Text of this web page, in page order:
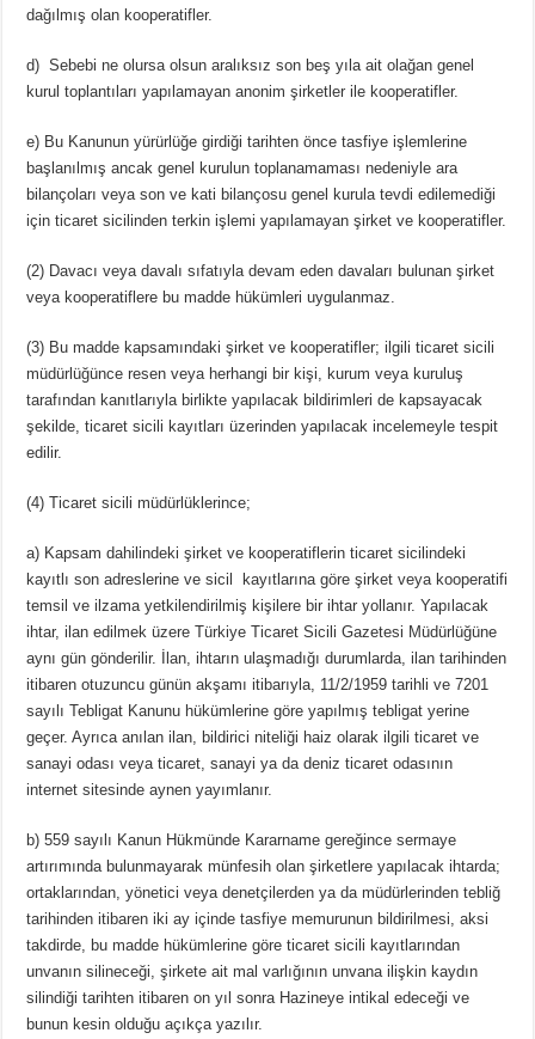
dağılmış olan kooperatifler.
d) Sebebi ne olursa olsun aralıksız son beş yıla ait olağan genel
kurul toplantıları yapılamayan anonim şirketler ile kooperatifler.
e) Bu Kanunun yürürlüğe girdiği tarihten önce tasfiye işlemlerine
başlanılmış ancak genel kurulun toplanamaması nedeniyle ara
bilançoları veya son ve kati bilançosu genel kurula tevdi edilemediği
için ticaret sicilinden terkin işlemi yapılamayan şirket ve kooperatifler.
(2) Davacı veya davalı sıfatıyla devam eden davaları bulunan şirket
veya kooperatiflere bu madde hükümleri uygulanmaz.
(3) Bu madde kapsamındaki şirket ve kooperatifler; ilgili ticaret sicili
müdürlüğünce resen veya herhangi bir kişi, kurum veya kuruluş
tarafından kanıtlarıyla birlikte yapılacak bildirimleri de kapsayacak
şekilde, ticaret sicili kayıtları üzerinden yapılacak incelemeyle tespit
edilir.
(4) Ticaret sicili müdürlüklerince;
a) Kapsam dahilindeki şirket ve kooperatiflerin ticaret sicilindeki
kayıtlı son adreslerine ve sicil kayıtlarına göre şirket veya kooperatifi
temsil ve ilzama yetkilendirilmiş kişilere bir ihtar yollanır. Yapılacak
ihtar, ilan edilmek üzere Türkiye Ticaret Sicili Gazetesi Müdürlüğüne
aynı gün gönderilir. İlan, ihtarın ulaşmadığı durumlarda, ilan tarihinden
itibaren otuzuncu günün akşamı itibarıyla, 11/2/1959 tarihli ve 7201
sayılı Tebligat Kanunu hükümlerine göre yapılmış tebligat yerine
geçer. Ayrıca anılan ilan, bildirici niteliği haiz olarak ilgili ticaret ve
sanayi odası veya ticaret, sanayi ya da deniz ticaret odasının
internet sitesinde aynen yayımlanır.
b) 559 sayılı Kanun Hükmünde Kararname gereğince sermaye
artırımında bulunmayarak münfesih olan şirketlere yapılacak ihtarda;
ortaklarından, yönetici veya denetçilerden ya da müdürlerinden tebliğ
tarihinden itibaren iki ay içinde tasfiye memurunun bildirilmesi, aksi
takdirde, bu madde hükümlerine göre ticaret sicili kayıtlarından
unvanın silineceği, şirkete ait mal varlığının unvana ilişkin kaydın
silindiği tarihten itibaren on yıl sonra Hazineye intikal edeceği ve
bunun kesin olduğu açıkça yazılır.